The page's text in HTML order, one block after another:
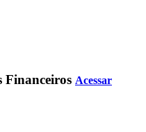
Financeiros Acessar